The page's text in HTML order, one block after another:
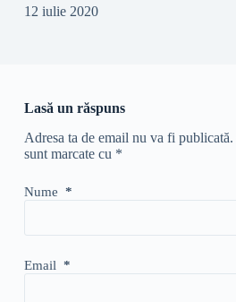
12 iulie 2020
Lasă un răspuns
Adresa ta de email nu va fi publicată.
sunt marcate cu *
Nume *
Email *